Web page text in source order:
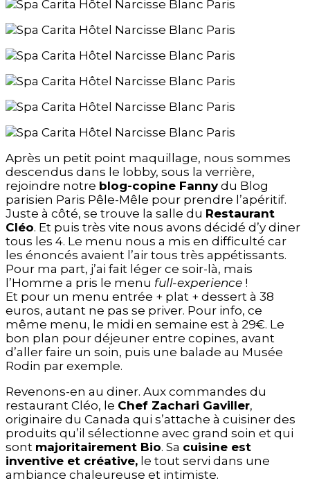
Après un petit point maquillage, nous sommes
descendus dans le lobby, sous la verrière,
rejoindre notre blog-copine Fannydu Blog
parisien Paris Pêle-Mêle pour prendre l’apéritif.
Juste à côté, se trouve la salle du Restaurant
Cléo. Et puis très vite nous avons décidé d’y diner
tous les 4. Le menu nous a mis en difficulté car
les énoncés avaient l’air tous très appétissants.
Pour ma part, j’ai fait léger ce soir-là, mais
l’Homme a pris le menu full-experience !
Et pour un menu entrée + plat + dessert à 38
euros, autant ne pas se priver. Pour info, ce
même menu, le midi en semaine est à 29€. Le
bon plan pour déjeuner entre copines, avant
d’aller faire un soin, puis une balade au Musée
Rodin par exemple.
Revenons-en au diner. Aux commandes du
restaurant Cléo, le Chef Zachari Gaviller,
originaire du Canada qui s’attache à cuisiner des
produits qu’il sélectionne avec grand soin et qui
sont majoritairement Bio. Sa cuisine est
inventive et créative, le tout servi dans une
ambiance chaleureuse et intimiste.